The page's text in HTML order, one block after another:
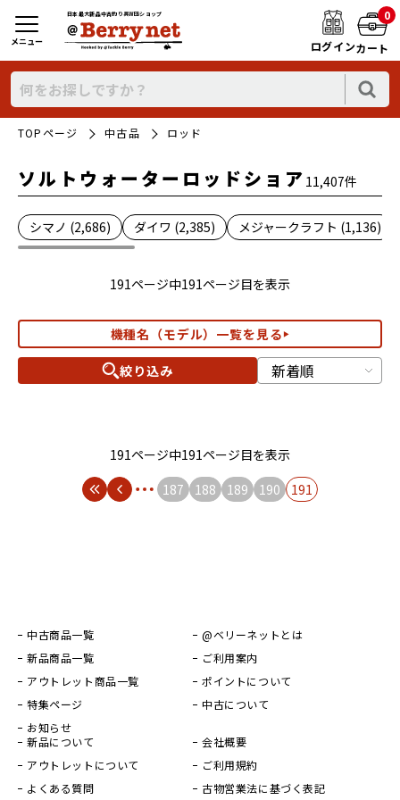
日本最大新品中古釣り具WEBショップ
ログイン
0
カート
メニュー
TOPページ 中古品 ロッド
ソルトウォーターロッドショア 11,407件
シマノ (2,686) ダイワ (2,385) メジャークラフト (1,136)
191ページ中191ページ目を表示
機種名（モデル）一覧を見る
絞り込み
191ページ中191ページ目を表示
187
188 189 190 191
中古商品一覧
新品商品一覧
アウトレット商品一覧
特集ページ
お知らせ
@ベリーネットとは
ご利用案内
ポイントについて
中古について
新品について
アウトレットについて
よくある質問
会社概要
ご利用規約
古物営業法に基づく表記